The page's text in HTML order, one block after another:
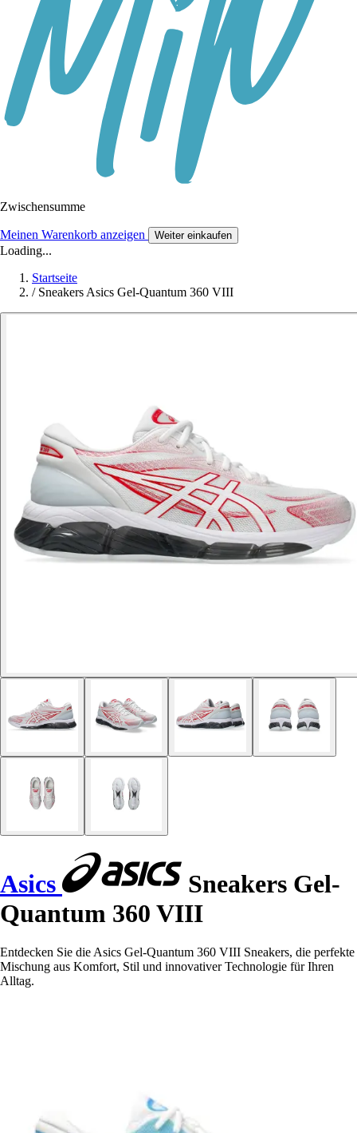
Zwischensumme
Meinen Warenkorb anzeigen Weiter einkaufen
Loading...
Startseite
/ Sneakers Asics Gel-Quantum 360 VIII
Asics
Sneakers Gel-
Quantum 360 VIII
Entdecken Sie die Asics Gel-Quantum 360 VIII Sneakers, die perfekte
Mischung aus Komfort, Stil und innovativer Technologie für Ihren
Alltag.